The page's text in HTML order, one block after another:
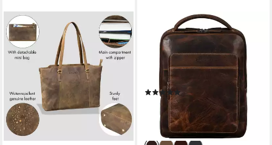
STILORD
Laptoptasche "Livia" Leder
Shopper Tasche Damen Groß
2-teiliges Set mit Clutch
139,90 € UVP 159,90 €
-13%
lieferbar - in 2-3 Werktagen bei dir
STILORD
Notebook-Rucksack "Nicky"
Laptoprucksack 13 Zoll aus
echtem Leder Mittel-Groß
Unisex
(3)
129,90 € UVP 149,90 €
-13%
lieferbar - in 2-3 Werktagen bei dir